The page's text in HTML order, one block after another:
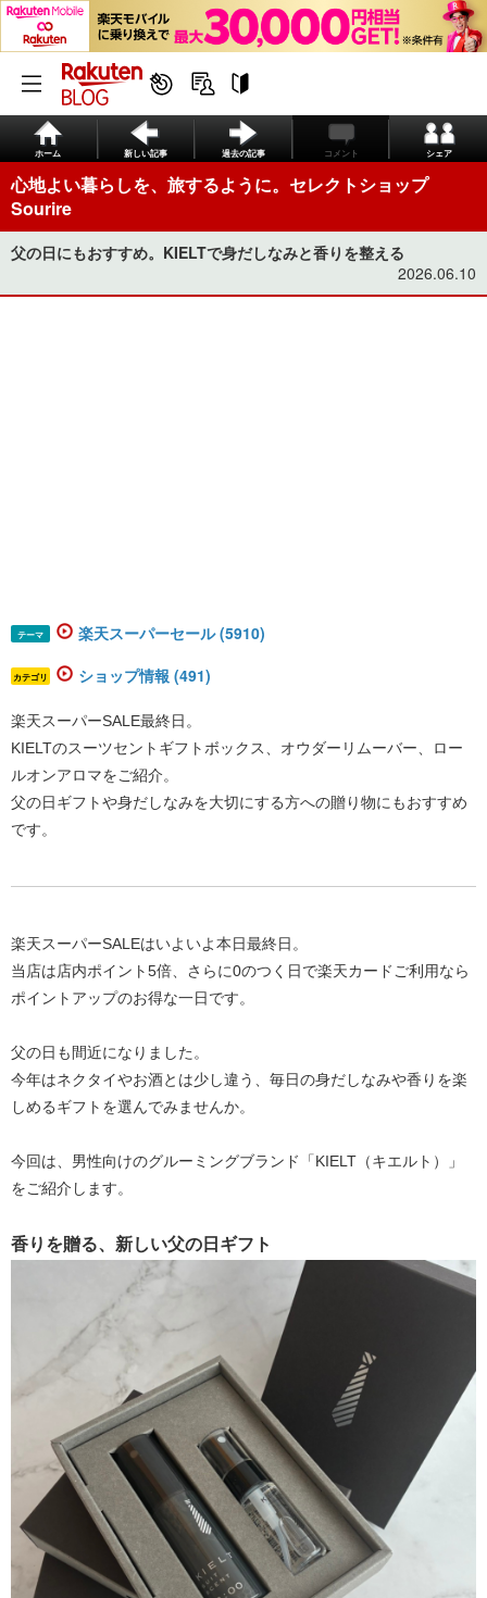
ホーム 新しい記事 過去の記事 コメント シェア
心地よい暮らしを、旅するように。セレクトショップ
Sourire
父の日にもおすすめ。KIELTで身だしなみと香りを整える
2026.06.10
テーマ 楽天スーパーセール (5910)
カテゴリ ショップ情報 (491)
楽天スーパーSALE最終日。
KIELTのスーツセントギフトボックス、オウダーリムーバー、ロー
ルオンアロマをご紹介。
父の日ギフトや身だしなみを大切にする方への贈り物にもおすすめ
です。
楽天スーパーSALEはいよいよ本日最終日。
当店は店内ポイント5倍、さらに0のつく日で楽天カードご利用なら
ポイントアップのお得な一日です。
父の日も間近になりました。
今年はネクタイやお酒とは少し違う、毎日の身だしなみや香りを楽
しめるギフトを選んでみませんか。
今回は、男性向けのグルーミングブランド「KIELT（キエルト）」
をご紹介します。
香りを贈る、新しい父の日ギフト